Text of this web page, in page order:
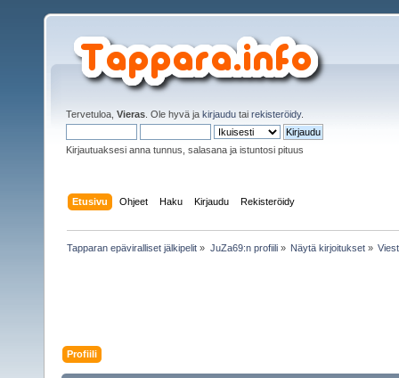
Tervetuloa, Vieras . Ole hyvä ja kirjaudu tai rekisteröidy.
Kirjautuaksesi anna tunnus, salasana ja istuntosi pituus
Etusivu Ohjeet Haku Kirjaudu Rekisteröidy
Tapparan epäviralliset jälkipelit » JuZa69:n profiili» Näytä kirjoitukset»
Profiili